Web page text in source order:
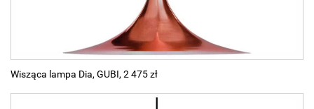
Wisząca lampa Dia, GUBI, 2 475 zł